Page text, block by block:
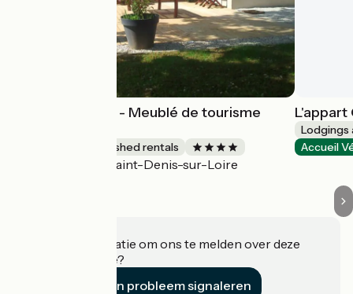
Gîte Harmonies - Meublé de tourisme
Lodgings and furnished rentals
Saint-Denis-sur-Loire
L'appart
Lodgings
Accueil
Heeft u informatie om ons te melden over deze
accommodatie?
Een probleem signaleren